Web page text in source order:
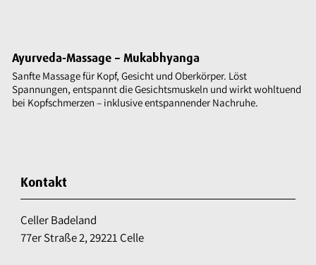
Ayurveda-Massage – Mukabhyanga
Sanfte Massage für Kopf, Gesicht und Oberkörper. Löst
Spannungen, entspannt die Gesichtsmuskeln und wirkt wohltuend
bei Kopfschmerzen – inklusive entspannender Nachruhe.
Kontakt
Celler Badeland
77er Straße 2, 29221 Celle